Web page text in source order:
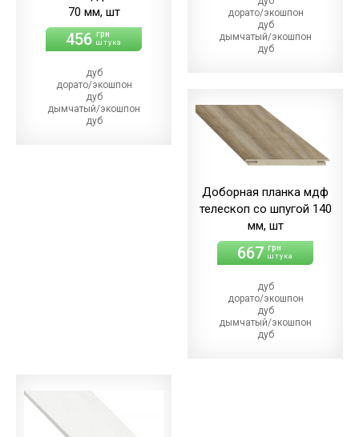
70 мм, шт
456 грн
штука
дуб
дорато/экошпон
дуб
дымчатый/экошпон
дуб
дорато/экошпон
дуб
дымчатый/экошпон
дуб
дуб
мерсо/ПВХ
(+110.00 грн)
дуб
светлый/экошпон
дуб
(+110.00 грн)
Доборная планка мдф
телескоп со шпугой 140
мм, шт
667 грн
штука
дуб
дорато/экошпон
дуб
дымчатый/экошпон
дуб